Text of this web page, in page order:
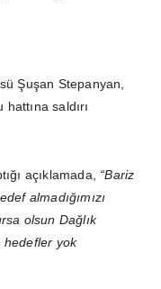
Şuşan Stepanyan,
saldırı
açıklamada, “Bariz
almadığımızı
olsun Dağlık
hedefler yok